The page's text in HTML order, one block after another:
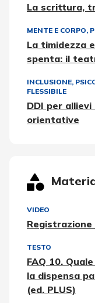
La scrittura,
MENTE E CORPO,
La timidezza
spenta: il
INCLUSIONE,
FLESSIBILE
DDI per
orientative
VIDEO
Registrazione
TESTO
FAQ 10.
la dispensa
(ed. PLUS)